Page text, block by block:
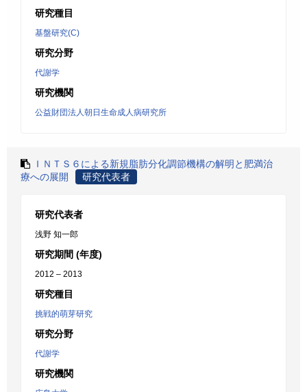
研究種目
基盤研究(C)
研究分野
代謝学
研究機関
公益財団法人朝日生命成人病研究所
ＩＮＴＳ６による新規脂肪分化調節機構の解明と肥満治
療への展開
研究代表者
研究代表者
浅野 知一郎
研究期間 (年度)
2012 – 2013
研究種目
挑戦的萌芽研究
研究分野
代謝学
研究機関